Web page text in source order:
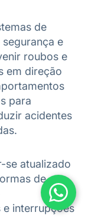
de
e
roubos e
em direção
para
acidentes
se atualizado
de
e interrupções